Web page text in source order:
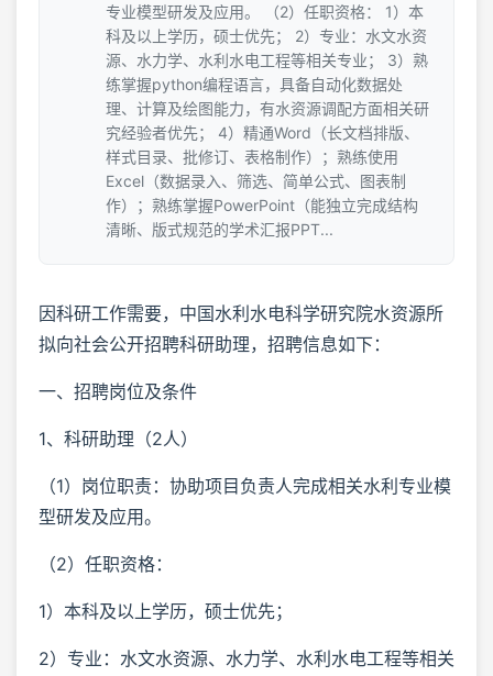
专业模型研发及应用。 （2）任职资格： 1）本
科及以上学历，硕士优先； 2）专业：水文水资
源、水力学、水利水电工程等相关专业； 3）熟
练掌握python编程语言，具备自动化数据处
理、计算及绘图能力，有水资源调配方面相关研
究经验者优先； 4）精通Word（长文档排版、
样式目录、批修订、表格制作）；熟练使用
Excel（数据录入、筛选、简单公式、图表制
作）；熟练掌握PowerPoint（能独立完成结构
清晰、版式规范的学术汇报PPT...
因科研工作需要，中国水利水电科学研究院水资源所
拟向社会公开招聘科研助理，招聘信息如下：
一、招聘岗位及条件
1、科研助理（2人）
（1）岗位职责：协助项目负责人完成相关水利专业模
型研发及应用。
（2）任职资格：
1）本科及以上学历，硕士优先；
2）专业：水文水资源、水力学、水利水电工程等相关